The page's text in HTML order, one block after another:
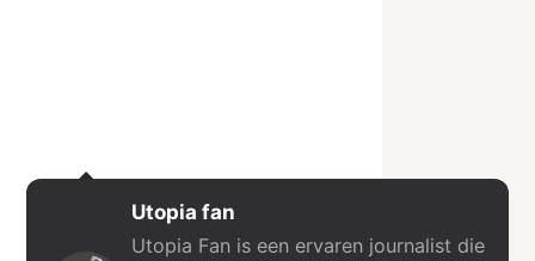
Utopia fan
Utopia Fan is een ervaren journalist die